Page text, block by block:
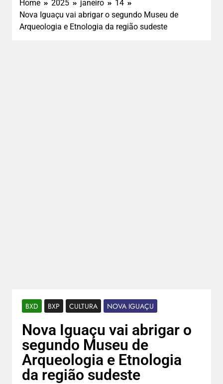
Home 2025 janeiro
14
Nova Iguaçu vai abrigar o segundo Museu de
Arqueologia e Etnologia da região sudeste
BXD BXP CULTURA NOVA IGUAÇU
Nova Iguaçu vai abrigar o
segundo Museu de
Arqueologia e Etnologia
da região sudeste